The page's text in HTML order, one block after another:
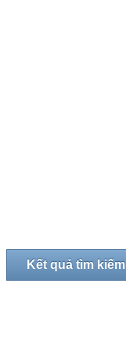
Kết quả tìm kiếm